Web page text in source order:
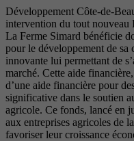
Développement Côte-de-
intervention du tout nouveau
La Ferme Simard bénéficie
pour le développement de sa
innovante lui permettant de
marché. Cette aide
d’une aide financière pour
significative dans le soutien
agricole. Ce fonds, lancé en
aux entreprises agricoles de
favoriser leur croissance